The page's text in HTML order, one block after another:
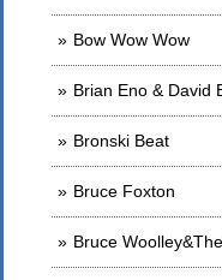
Bow Wow Wow
Brian Eno & David
Bronski Beat
Bruce Foxton
Bruce